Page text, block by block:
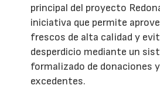
principal del proyecto
iniciativa que permite
frescos de alta calidad y
desperdicio mediante un
formalizado de donaciones
excedentes.